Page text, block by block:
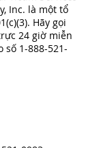
Inc. là một tổ
Hãy gọi
24 giờ miễn
số 1-888-521-